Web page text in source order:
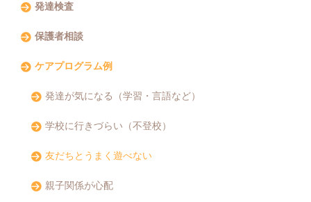
発達検査
保護者相談
ケアプログラム例
発達が気になる（学習・言語など）
学校に行きづらい（不登校）
友だちとうまく遊べない
親子関係が心配